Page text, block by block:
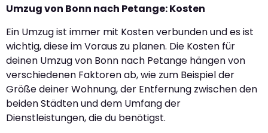
Umzug von Bonn nach Petange: Kosten
Ein Umzug ist immer mit Kosten verbunden und es ist
wichtig, diese im Voraus zu planen. Die Kosten für
deinen Umzug von Bonn nach Petange hängen von
verschiedenen Faktoren ab, wie zum Beispiel der
Größe deiner Wohnung, der Entfernung zwischen den
beiden Städten und dem Umfang der
Dienstleistungen, die du benötigst.